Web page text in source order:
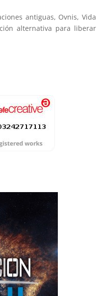
antiguas, Ovnis, Vida
alternativa para liberar